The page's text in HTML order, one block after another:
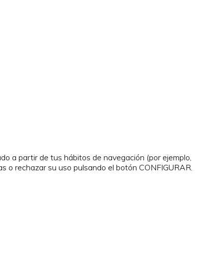
a partir de tus hábitos de navegación (por ejemplo,
rechazar su uso pulsando el botón CONFIGURAR.